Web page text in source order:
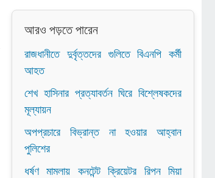
আরও পড়তে পারেন
রাজধানীতে দুর্বৃত্তদের গুলিতে বিএনপি কর্মী
আহত
শেখ হাসিনার প্রত্যাবর্তন ঘিরে বিশ্লেষকদের
মূল্যায়ন
অপপ্রচারে বিভ্রান্ত না হওয়ার আহ্বান
পুলিশের
ধর্ষণ মামলায় কনটেন্ট ক্রিয়েটর রিপন মিয়া